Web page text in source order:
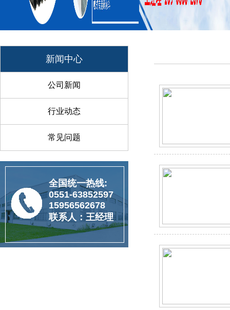
新闻中心
公司新闻
行业动态
常见问题
全国统一热线:
0551-63852597
15956562678
联系人：王经理